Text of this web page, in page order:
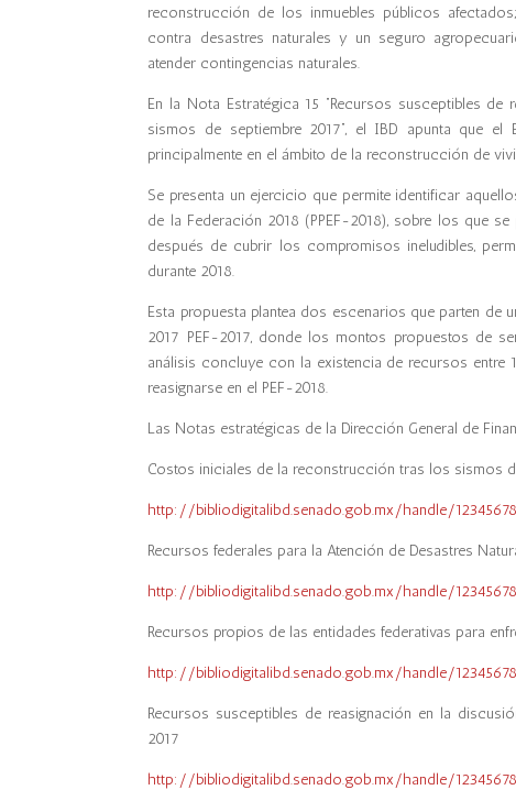
reconstrucción de los inmuebles públicos
contra desastres naturales y un seguro
atender contingencias naturales.
En la Nota Estratégica 15 “Recursos susceptibles
sismos de septiembre 2017”, el IBD apunta que
principalmente en el ámbito de la reconstrucción de
Se presenta un ejercicio que permite identificar
de la Federación 2018 (PPEF-2018), sobre los que
después de cubrir los compromisos ineludibles,
durante 2018.
Esta propuesta plantea dos escenarios que parten de
2017 PEF-2017, donde los montos propuestos de
análisis concluye con la existencia de recursos
reasignarse en el PEF-2018.
Las Notas estratégicas de la Dirección General de
Costos iniciales de la reconstrucción tras los sismos
http://bibliodigitalibd.senado.gob.mx/handle/
Recursos federales para la Atención de Desastres
http://bibliodigitalibd.senado.gob.mx/handle/
Recursos propios de las entidades federativas para
http://bibliodigitalibd.senado.gob.mx/handle/
Recursos susceptibles de reasignación en la
2017
http://bibliodigitalibd.senado.gob.mx/handle/